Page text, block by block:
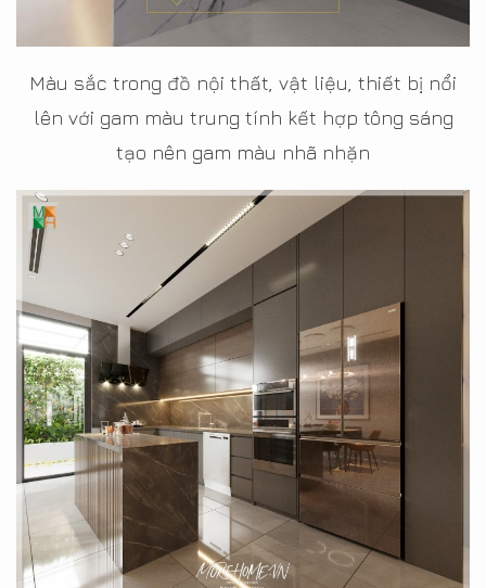
Màu sắc trong đồ nội thất, vật liệu, thiết bị nổi
lên với gam màu trung tính kết hợp tông sáng
tạo nên gam màu nhã nhặn